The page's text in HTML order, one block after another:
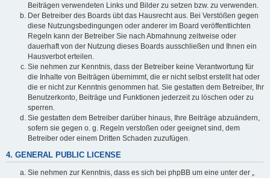
Beiträgen verwendeten Links und Bilder zu setzen bzw. zu verwenden.
Der Betreiber des Boards übt das Hausrecht aus. Bei Verstößen gegen
diese Nutzungsbedingungen oder anderer im Board veröffentlichten
Regeln kann der Betreiber Sie nach Abmahnung zeitweise oder
dauerhaft von der Nutzung dieses Boards ausschließen und Ihnen ein
Hausverbot erteilen.
Sie nehmen zur Kenntnis, dass der Betreiber keine Verantwortung für
die Inhalte von Beiträgen übernimmt, die er nicht selbst erstellt hat oder
die er nicht zur Kenntnis genommen hat. Sie gestatten dem Betreiber, Ihr
Benutzerkonto, Beiträge und Funktionen jederzeit zu löschen oder zu
sperren.
Sie gestatten dem Betreiber darüber hinaus, Ihre Beiträge abzuändern,
sofern sie gegen o. g. Regeln verstoßen oder geeignet sind, dem
Betreiber oder einem Dritten Schaden zuzufügen.
4. GENERAL PUBLIC LICENSE
Sie nehmen zur Kenntnis, dass es sich bei phpBB um eine unter der „